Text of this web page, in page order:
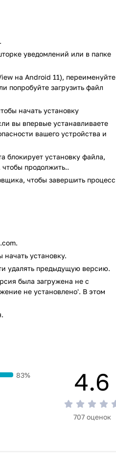
телефона, вы также будете
ваш летательный аппарат.
квадрокоптера.
уведомлений или в папке
на Android 11), переименуйте
попробуйте загрузить файл
начать установку
вы впервые устанавливаете
вашего устройства и
блокирует установку файла,
продолжить..
чтобы завершить процесс
установку.
удалять предыдущую версию.
была загружена не с
не установлено'. В этом
83% 4.6
707 оценок